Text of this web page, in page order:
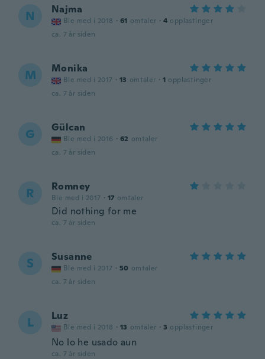
N Najma
Ble med i 2018 · 61 omtaler · 4 opplastinger
ca. 7 år siden
M Monika
Ble med i 2017 · 13 omtaler · 1 opplastinger
ca. 7 år siden
G Gülcan
Ble med i 2016 · 62 omtaler
ca. 7 år siden
R Romney
Ble med i 2017 · 17 omtaler
Did nothing for me
ca. 7 år siden
S Susanne
Ble med i 2017 · 50 omtaler
ca. 7 år siden
L Luz
Ble med i 2018 · 13 omtaler · 3 opplastinger
No lo he usado aun
ca. 7 år siden